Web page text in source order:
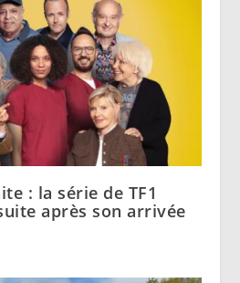
: la série de TF1
après son arrivée